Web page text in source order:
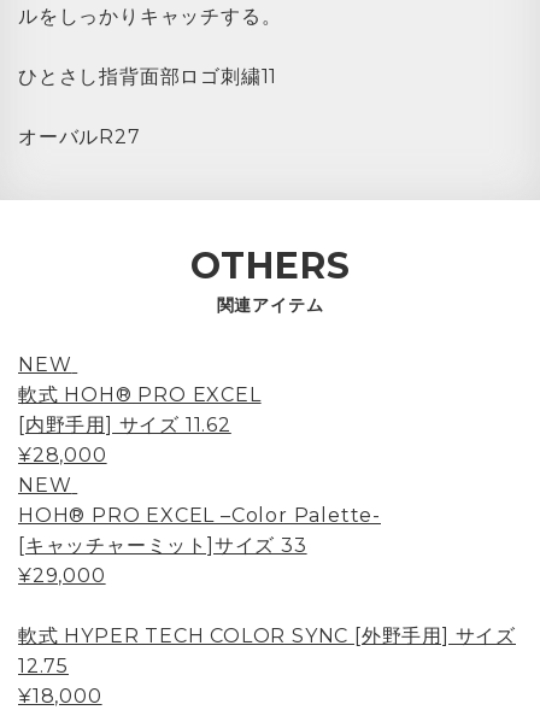
ルをしっかりキャッチする。
ひとさし指背面部ロゴ刺繍11
オーバルR27
OTHERS
関連アイテム
NEW
軟式 HOH® PRO EXCEL
[内野手用] サイズ 11.62
¥28,000
NEW
HOH® PRO EXCEL –Color Palette-
[キャッチャーミット]サイズ 33
¥29,000
軟式 HYPER TECH COLOR SYNC [外野手用] サイズ
12.75
¥18,000